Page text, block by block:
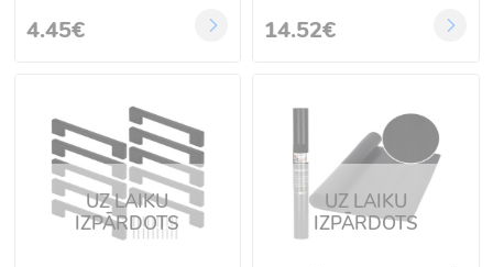
4.45€ 14.52€
UZ LAIKU
IZPĀRDOTS
UZ LAIKU
IZPĀRDOTS